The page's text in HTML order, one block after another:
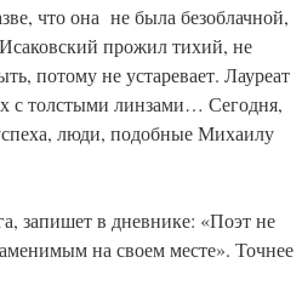
что она не была безоблачной,
прожил тихий, не
потому не устаревает. Лауреат
с толстыми линзами… Сегодня,
люди, подобные Михаилу
запишет в дневнике: «Поэт не
на своем месте». Точнее